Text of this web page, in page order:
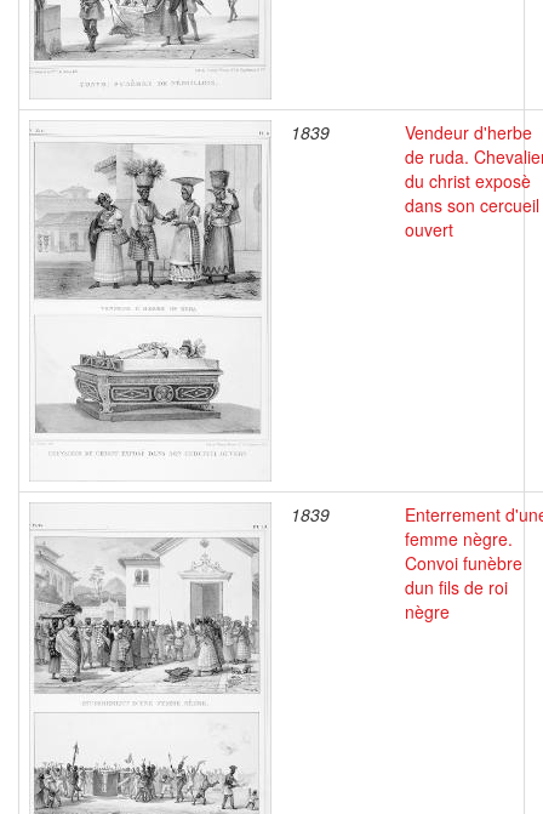
1839
Vendeur d'herbe
de ruda.
du christ exposè
dans son cercueil
ouvert
1839
Enterrement
femme nègre.
Convoi funèbre
dun fils de roi
nègre